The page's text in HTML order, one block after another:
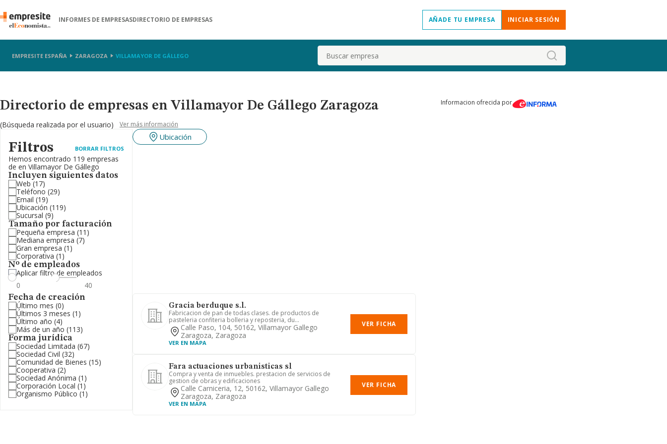
INFORMES DE EMPRESASDIRECTORIO DE EMPRESAS AÑADE TU EMPRESA INICIAR SESIÓN
EMPRESITE ESPAÑA ZARAGOZA VILLAMAYOR DE GÁLLEGO Buscar
Directorio de empresas en Villamayor De Gállego Zaragoza
(Búsqueda realizada por el usuario) Ver más información
Filtros BORRAR FILTROS
Hemos encontrado 119 empresas
de en Villamayor De Gállego
Incluyen siguientes datos
Web (17)
Teléfono (29)
Email (19)
Ubicación (119)
Sucursal (9)
Tamaño por facturación
Pequeña empresa (11)
Mediana empresa (7)
Gran empresa (1)
Corporativa (1)
Nº de empleados
Aplicar filtro de empleados
Fecha de creación
Último mes (0)
Últimos 3 meses (1)
Último año (4)
Más de un año (113)
Forma jurídica
Sociedad Limitada (67)
Sociedad Civil (32)
Comunidad de Bienes (15)
Cooperativa (2)
Sociedad Anónima (1)
Corporación Local (1)
Organismo Público (1)
Ubicación
Gracia berduque s.l.
Fabricacion de pan de todas clases. de productos de
pasteleria confiteria bolleria y reposteria, du...
Calle Paso, 104, 50162, Villamayor Gallego
Zaragoza, Zaragoza
VER EN MAPA
VER FICHA
Fara actuaciones urbanisticas sl
Compra y venta de inmuebles. prestacion de servicios de
gestion de obras y edificaciones
Calle Carniceria, 12, 50162, Villamayor Gallego
Zaragoza, Zaragoza
VER EN MAPA
VER FICHA
Informacion ofrecida por